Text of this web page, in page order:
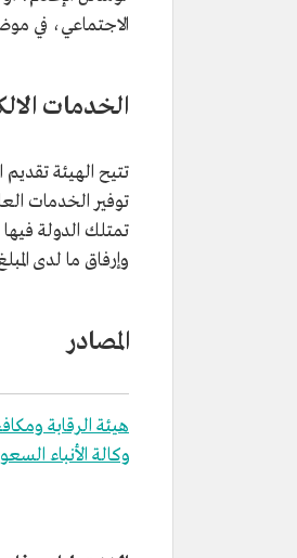
الاجتماعي، في
الخدمات
تتيح الهيئة
توفير الخدمات
وإرفاق ما لدى
المصادر
هيئة الرقابة
وكالة الأنباء